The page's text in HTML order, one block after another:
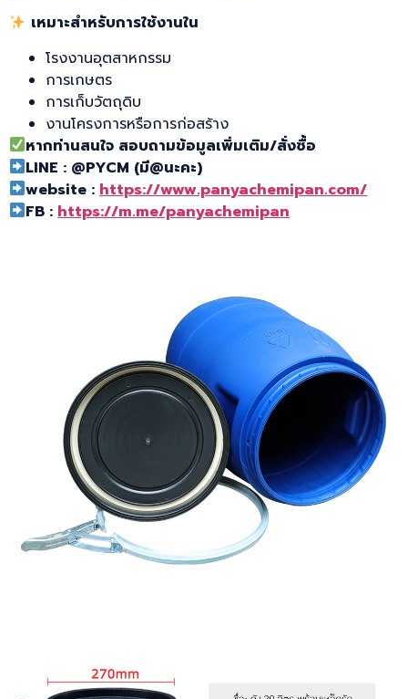
เหมาะสำหรับการใช้งานใน
โรงงานอุตสาหกรรม
การเกษตร
การเก็บวัตถุดิบ
งานโครงการหรือการก่อสร้าง
หากท่านสนใจ สอบถามข้อมูลเพิ่มเติม/สั่งซื้อ
LINE : @PYCM (มี@นะคะ)
website : https://www.panyachemipan.com/
FB : https://m.me/panyachemipan